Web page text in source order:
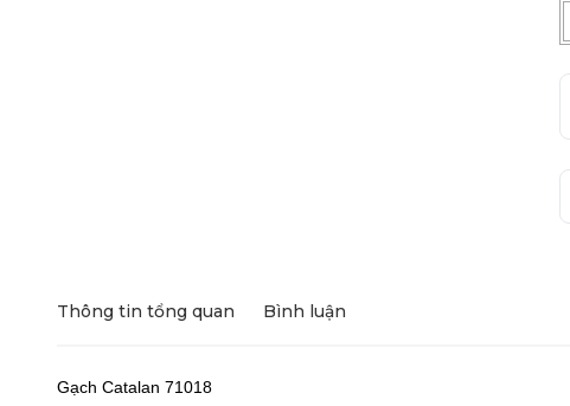
Thông tin tổng quan Bình luận
Gạch Catalan 71018